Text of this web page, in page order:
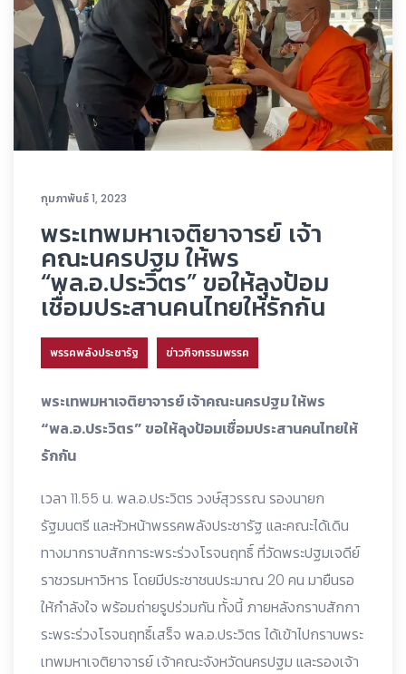
กุมภาพันธ์ 1, 2023
พระเทพมหาเจติยาจารย์ เจ้า
คณะนครปฐม ให้พร
“พล.อ.ประวิตร” ขอให้ลุงป้อม
เชื่อมประสานคนไทยให้รักกัน
พรรคพลังประชารัฐ ข่าวกิจกรรมพรรค
พระเทพมหาเจติยาจารย์ เจ้าคณะนครปฐม ให้พร
“พล.อ.ประวิตร” ขอให้ลุงป้อมเชื่อมประสานคนไทยให้
รักกัน
เวลา 11.55 น. พล.อ.ประวิตร วงษ์สุวรรณ รองนายก
รัฐมนตรี และหัวหน้าพรรคพลังประชารัฐ และคณะได้เดิน
ทางมากราบสักการะพระร่วงโรจนฤทธิ์ ที่วัดพระปฐมเจดีย์
ราชวรมหาวิหาร โดยมีประชาชนประมาณ 20 คน มายืนรอ
ให้กำลังใจ พร้อมถ่ายรูปร่วมกัน ทั้งนี้ ภายหลังกราบสักกา
ระพระร่วงโรจนฤทธิ์เสร็จ พล.อ.ประวิตร ได้เข้าไปกราบพระ
เทพมหาเจติยาจารย์ เจ้าคณะจังหวัดนครปฐม และรองเจ้า